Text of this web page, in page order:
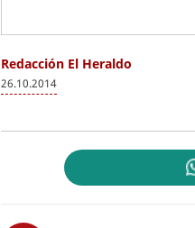
Redacción El Heraldo
26.10.2014